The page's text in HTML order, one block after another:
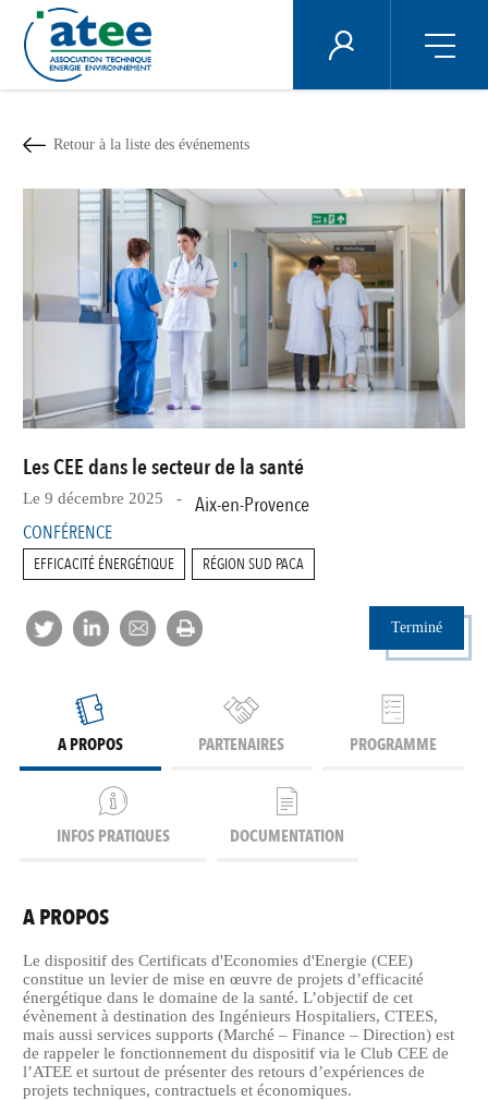
contenu
principal
ÉNERGIE PLUS
Retour à la liste des événements
Les CEE dans le secteur de la santé
Le 9 décembre 2025 - Aix-en-Provence
CONFÉRENCE
EFFICACITÉ ÉNERGÉTIQUE RÉGION SUD PACA
Terminé
A PROPOS PARTENAIRES PROGRAMME
INFOS PRATIQUES DOCUMENTATION
A PROPOS
Le dispositif des Certificats d'Economies d'Energie (CEE)
constitue un levier de mise en œuvre de projets d’efficacité
énergétique dans le domaine de la santé. L’objectif de cet
évènement à destination des Ingénieurs Hospitaliers, CTEES,
mais aussi services supports (Marché – Finance – Direction) est
de rappeler le fonctionnement du dispositif via le Club CEE de
l’ATEE et surtout de présenter des retours d’expériences de
projets techniques, contractuels et économiques.
Panneau de gestion des cookies